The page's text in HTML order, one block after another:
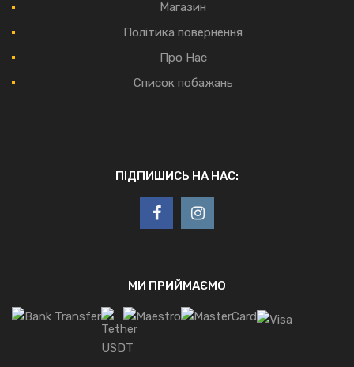
Магазин
Політика повернення
Про Нас
Список побажань
ПІДПИШИСЬ НА НАС:
МИ ПРИЙМАЄМО